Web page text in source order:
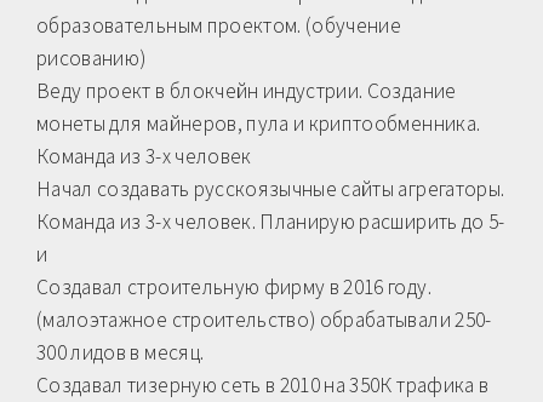
образовательным проектом. (обучение
рисованию)
Веду проект в блокчейн индустрии. Создание
монеты для майнеров, пула и криптообменника.
Команда из 3-х человек
Начал создавать русскоязычные сайты агрегаторы.
Команда из 3-х человек. Планирую расширить до 5-
и
Создавал строительную фирму в 2016 году.
(малоэтажное строительство) обрабатывали 250-
300 лидов в месяц.
Создавал тизерную сеть в 2010 на 350К трафика в